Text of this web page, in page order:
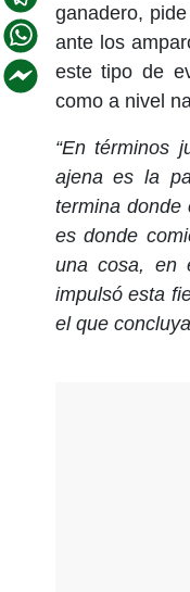
ganadero,
ante los
este tipo de
como a nivel
“En términos
ajena es la
termina donde
es donde
una cosa, en
impulsó esta
el que